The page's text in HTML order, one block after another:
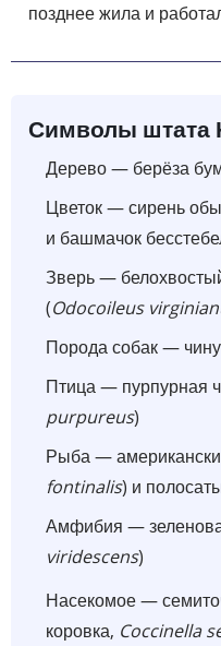
позднее жила и
Символы
Дерево — берёза
Цветок — сирень
и башмачок
Зверь —
(Odocoileus
Порода собак —
Птица — пурпурная
purpureus)
Рыба —
fontinalis) и
Амфибия —
viridescens)
Насекомое —
коровка, Coccinella